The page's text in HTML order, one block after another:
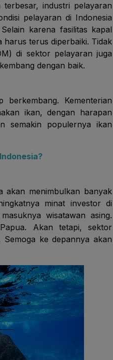
industri pelayaran
pelayaran di Indonesia
karena fasilitas kapal
harus terus diperbaiki. Tidak
di sektor pelayaran juga
dengan baik.
Kementerian
ikan, dengan harapan
semakin populernya ikan
akan menimbulkan banyak
minat investor di
wisatawan asing.
Akan tetapi, sektor
Semoga ke depannya akan